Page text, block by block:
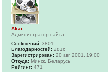
Akar
Администратор сайта
Сообщений: 3801
Благодарностей: 2816
Зарегистрирован: 20 авг 2001, 19:00
Откуда: Минск, Беларусь
Рейтинг: 471